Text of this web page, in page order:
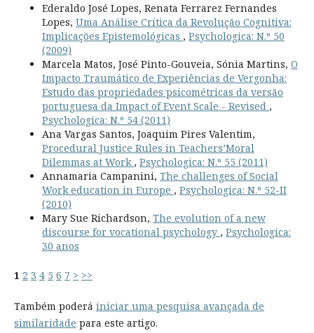
Ederaldo José Lopes, Renata Ferrarez Fernandes
Lopes, Uma Análise Crítica da Revolução Cognitiva:
Implicações Epistemológicas , Psychologica: N.º 50
(2009)
Marcela Matos, José Pinto-Gouveia, Sónia Martins, O
Impacto Traumático de Experiências de Vergonha:
Estudo das propriedades psicométricas da versão
portuguesa da Impact of Event Scale - Revised ,
Psychologica: N.º 54 (2011)
Ana Vargas Santos, Joaquim Pires Valentim,
Procedural Justice Rules in Teachers’Moral
Dilemmas at Work , Psychologica: N.º 55 (2011)
Annamaria Campanini, The challenges of Social
Work education in Europe , Psychologica: N.º 52-II
(2010)
Mary Sue Richardson, The evolution of a new
discourse for vocational psychology , Psychologica:
30 anos
1 2 3 4 5 6 7 > >>
Também poderá iniciar uma pesquisa avançada de
similaridade para este artigo.